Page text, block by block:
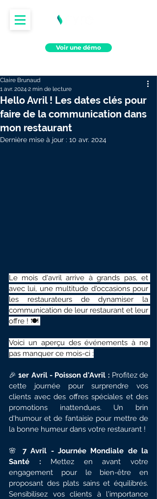
Voir une démo
Hello Avril ! Les dates clés pour
faire de la communication dans
mon restaurant
Claire Brunaud
1 avr. 2024 2 min de lecture
Dernière mise à jour : 10 avr. 2024
Le mois d'avril arrive à grands pas, et
avec lui, une multitude d'occasions pour
les restaurateurs de dynamiser la
communication de leur restaurant et leur
offre ! 🍽️
Voici un aperçu des événements à ne
pas manquer ce mois-ci :
🎉 1er Avril - Poisson d'Avril : Profitez de
cette journée pour surprendre vos
clients avec des offres spéciales et des
promotions inattendues. Un brin
d'humour et de fantaisie pour mettre de
la bonne humeur dans votre restaurant !
🌸 7 Avril - Journée Mondiale de la
Santé : Mettez en avant votre
engagement pour le bien-être en
proposant des plats sains et équilibrés.
Sensibilisez vos clients à l'importance